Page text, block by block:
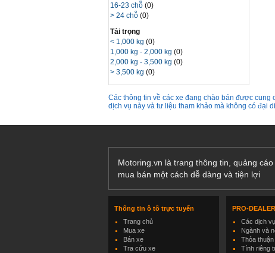
16-23 chỗ(0)
> 24 chỗ(0)
Tải trọng
< 1,000 kg(0)
1,000 kg - 2,000 kg(0)
2,000 kg - 3,500 kg(0)
> 3,500 kg(0)
Các thông tin về các xe đang chào bán được
dịch vụ này và tư liệu tham khảo mà không có đại
Motoring.vn là trang thông tin, quảng
mua bán một cách dễ dàng và tiện lợi
Thông tin ô tô trực tuyến
Trang chủ
Mua xe
Bán xe
Tra cứu xe
PRO-DEALER
Các dịch
Ngành và
Thỏa
Tính riêng